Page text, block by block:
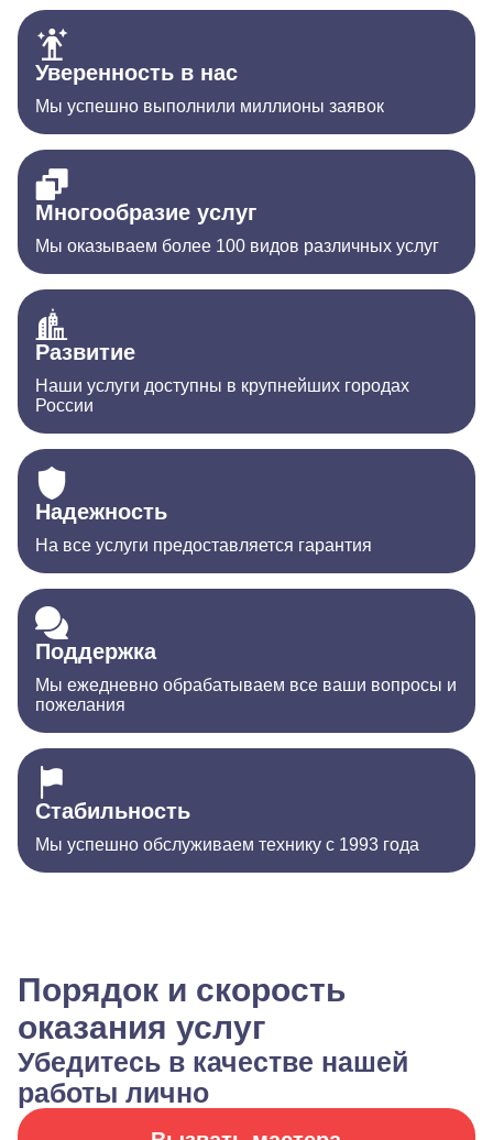
Уверенность в нас
Мы успешно выполнили миллионы заявок
Многообразие услуг
Мы оказываем более 100 видов различных услуг
Развитие
Наши услуги доступны в крупнейших городах
России
Надежность
На все услуги предоставляется гарантия
Поддержка
Мы ежедневно обрабатываем все ваши вопросы и
пожелания
Стабильность
Мы успешно обслуживаем технику с 1993 года
Порядок и скорость
оказания услуг
Убедитесь в качестве нашей
работы лично